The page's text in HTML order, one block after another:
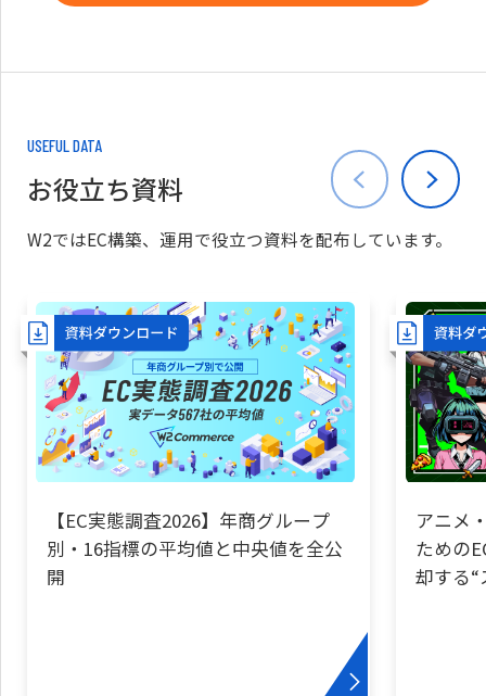
USEFUL DATA
お役立ち資料
W2ではEC構築、運用で役立つ資料を配布しています。
【EC実態調査2026】年商グループ
別・16指標の平均値と中央値を全公
開
アニメ
ための
却する